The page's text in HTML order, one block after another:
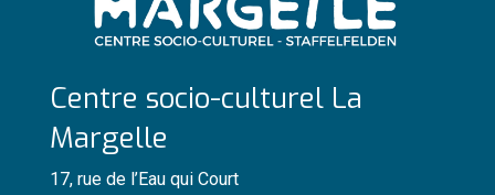
Centre socio-culturel La
Margelle
17, rue de l’Eau qui Court